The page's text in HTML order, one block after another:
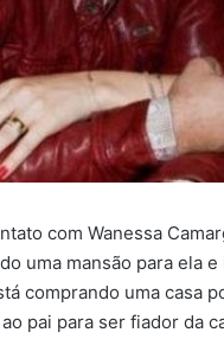
com Wanessa
uma mansão para ela
comprando uma casa
pai para ser fiador da